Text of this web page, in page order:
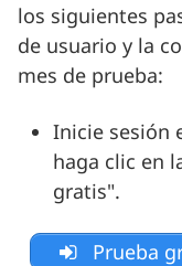
los siguientes
de usuario y la
mes de prueba:
Inicie sesión
haga clic en
gratis".
Prueba